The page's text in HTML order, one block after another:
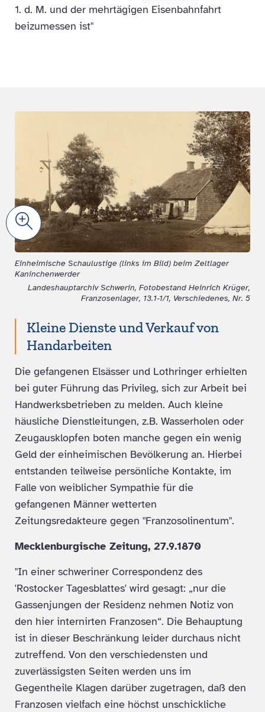
1. d. M. und der mehrtägigen Eisenbahnfahrt
beizumessen ist"
Zoom
Landeshauptarchiv Schwerin, Fotobestand Heinrich Krüger,
Franzosenlager, 13.1-1/1, Verschiedenes, Nr. 5
Einheimische Schaulustige (links im Bild) beim Zeltlager
Kaninchenwerder
Kleine Dienste und Verkauf von
Handarbeiten
Die gefangenen Elsässer und Lothringer erhielten
bei guter Führung das Privileg, sich zur Arbeit bei
Handwerksbetrieben zu melden. Auch kleine
häusliche Dienstleitungen, z.B. Wasserholen oder
Zeugausklopfen boten manche gegen ein wenig
Geld der einheimischen Bevölkerung an. Hierbei
entstanden teilweise persönliche Kontakte, im
Falle von weiblicher Sympathie für die
gefangenen Männer wetterten
Zeitungsredakteure gegen "Franzosolinentum".
Mecklenburgische Zeitung, 27.9.1870
"In einer schweriner Correspondenz des
'Rostocker Tagesblattes' wird gesagt: „nur die
Gassenjungen der Residenz nehmen Notiz von
den hier internirten Franzosen“. Die Behauptung
ist in dieser Beschränkung leider durchaus nicht
zutreffend. Von den verschiedensten und
zuverlässigsten Seiten werden uns im
Gegentheile Klagen darüber zugetragen, daß den
Franzosen vielfach eine höchst unschickliche